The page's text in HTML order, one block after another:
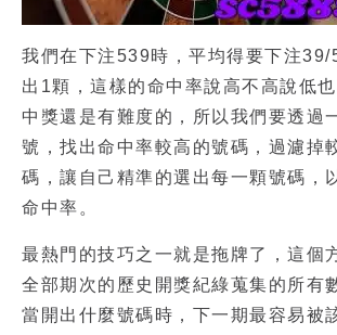
我們在下注539時，平均得要下注39/
出1顆，這樣的命中率說高不高說低
中獎還是有難度的，所以我們要透過
號，找出命中率較高的號碼，過濾掉
碼，讓自己精準的選出每一顆號碼，
命中率。
最熱門的技巧之一就是拖牌了，這個
全部期次的歷史開獎紀綠蒐集的所有
當開出什麼號碼時，下一期最容易被